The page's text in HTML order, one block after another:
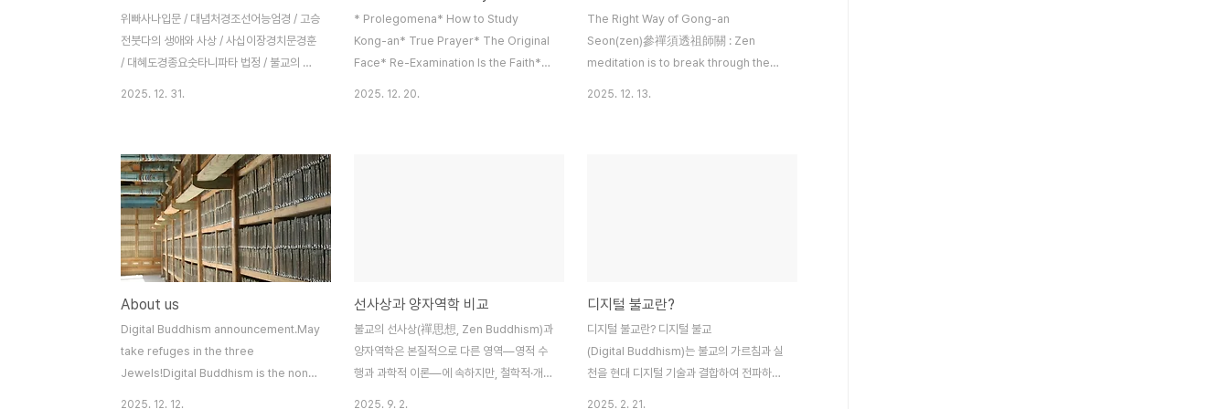
못된 신앙 형태들은 붓다의 생애와 사상에 대
한 이해 부족에서 야기된 것이 대부분입니다.
그러므로 붓다의 생..
위빠사나입문 / 대념처경조선어능엄경 / 고승
전붓다의 생애와 사상 / 사십이장경치문경훈
/ 대혜도경종요숫타니파타 법정 / 불교의 체
장경 / 치문경훈대혜도경종요 / 대승기신론정
본수능엄경 / 지장보살본원경숫타니파타 / 중
아함경불설장아함경 / 증일아함경장아함경
/FTP 자료실[DIR] Korean/ 15-Aug-
2009 23:55[DIR] Pali-Pripitaka-
Bibles/ 14-Aug-2009 09:28[DIR]
Publications/ 21-Aug-2009 17:12Ap..
2025. 12. 31.
* Prolegomena* How to Study
Kong-an* True Prayer* The Original
Face* Re-Examination Is the Faith*
2025. 12. 20.
The Right Way of Gong-an
Seon(zen)參禪須透祖師關 : Zen
meditation is to break through the
2025. 12. 13.
About us
Digital Buddhism announcement.May
take refuges in the three
Jewels!Digital Buddhism is the non-
2025. 12. 12.
선사상과 양자역학 비교
불교의 선사상(禪思想, Zen Buddhism)과
양자역학은 본질적으로 다른 영역—영적 수
행과 과학적 이론—에 속하지만, 철학적·개념
2025. 9. 2.
디지털 불교란?
디지털 불교란? 디지털 불교
(Digital Buddhism)는 불교의 가르침과 실
천을 현대 디지털 기술과 결합하여 전파하
2025. 2. 21.